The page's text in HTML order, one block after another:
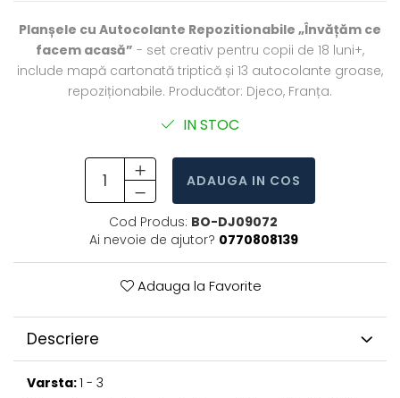
Planșele cu Autocolante Repozitionabile „Învățăm ce
facem acasă” - set creativ pentru copii de 18 luni+,
include mapă cartonată triptică și 13 autocolante groase,
repoziționabile. Producător: Djeco, Franța.
IN STOC
ADAUGA IN COS
Cod Produs: BO-DJ09072
Ai nevoie de ajutor? 0770808139
Adauga la Favorite
Descriere
Varsta:1 - 3